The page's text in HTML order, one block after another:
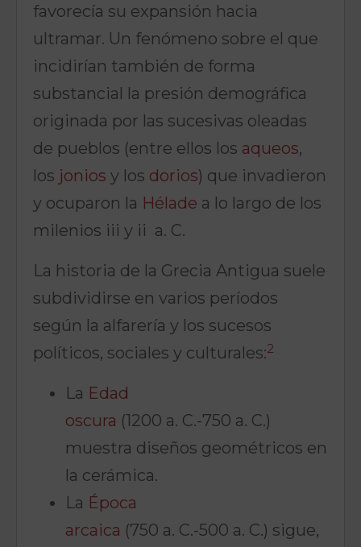
favorecía su expansión hacia
ultramar. Un fenómeno sobre el que
incidirían también de forma
substancial la presión demográfica
originada por las sucesivas oleadas
de pueblos (entre ellos los aqueos,
los jonios y los dorios) que invadieron
y ocuparon la Hélade a lo largo de los
milenios iii y ii a. C.
La historia de la Grecia Antigua suele
subdividirse en varios períodos
según la alfarería y los sucesos
políticos, sociales y culturales:2
La Edad
oscura (1200 a. C.-750 a. C.)
muestra diseños geométricos en
la cerámica.
La Época
arcaica (750 a. C.-500 a. C.) sigue,